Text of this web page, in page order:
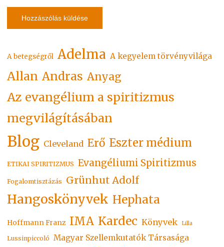
A betegségről Adelma A kegyelem törvényvilága
Allan Andras Anyag
Az evangélium a spiritizmus
megvilágításában
Blog Cleveland Erő Eszter médium
ETIKAI SPIRITIZMUS Evangéliumi Spiritizmus
Fogalomtisztázás Grünhut Adolf
Hangoskönyvek Hephata
Hoffmann Franz IMA Kardec Könyvek Lilla
Lussinpiccoló Magyar Szellemkutatók Társasága